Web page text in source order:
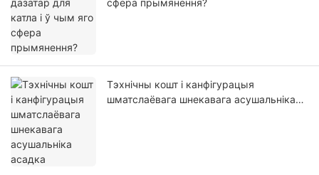
сфера прымянення?
Тэхнічны кошт і канфігурацыя
шматслаёвага шнекавага асушальніка